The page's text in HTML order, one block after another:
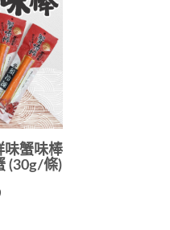
味蟹味棒
(30g/條)